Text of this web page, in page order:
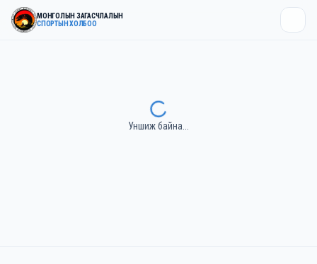
МОНГОЛЫН ЗАГАСЧЛАЛЫН
СПОРТЫН ХОЛБОО
Уншиж байна...